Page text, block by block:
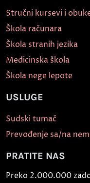
Stručni kursevi i
Škola računara
Škola stranih jezika
Medicinska škola
Škola nege lepote
USLUGE
Sudski tumač
Prevođenje sa/na
PRATITE NAS
Preko 2.000.000